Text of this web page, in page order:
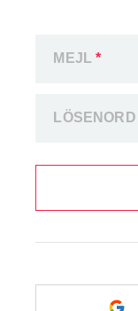
MEJL*
LÖSENORD